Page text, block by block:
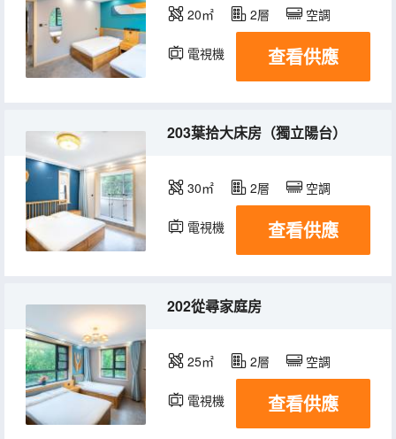
20㎡ 2層 空調
電視機 查看供應
203葉拾大床房（獨立陽台）
30㎡ 2層 空調
電視機 查看供應
202從尋家庭房
25㎡ 2層 空調
電視機 查看供應